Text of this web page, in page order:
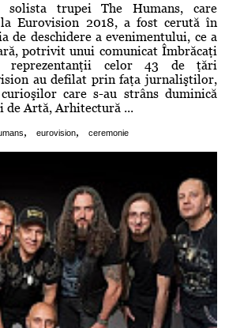
solista trupei The Humans, care
Eurovision 2018, a fost cerută în
de deschidere a evenimentului, ce a
potrivit unui comunicat Îmbrăcaţi
reprezentanţii celor 43 de ţări
au defilat prin faţa jurnaliştilor,
care s-au strâns duminică
de Artă, Arhitectură ...
, eurovision, ceremonie